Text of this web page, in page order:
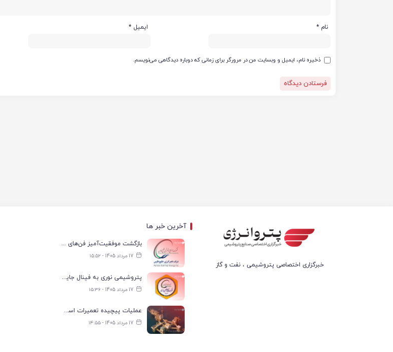
نام * ایمیل *
ذخیره نام، ایمیل و وبسایت من در مرورگر برای زمانی که دوباره دیدگاهی می‌نویسم.
خبرگزاری اختصاصی پتروشیمی ، نفت و گاز
آخرین خبر ها
بازگشت موفقیت‌آمیز فن‌های کولینگ‌تاور واحد آب ناحیه ۲ فجر انرژی به مدار تولید
17 مرداد 1405 - ۱۵:۵۲
پتروشیمی نوری به فینال جایزه جهانی تعالی WPC Energy 2026 رسید
17 مرداد 1405 - ۱۵:۳۶
عملیات پیچیده تعمیرات اسکله صادراتی نفت در لاوان با موفقیت انجام شد
17 مرداد 1405 - ۱۴:۵۵